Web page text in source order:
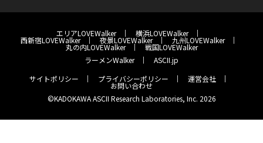
エリアLOVEWalker 横浜LOVEWalker
西新宿LOVEWalker 夜景LOVEWalker 九州LOVEWalker
丸の内LOVEWalker
戦国LOVEWalker
ラーメンWalker
ASCII.jp
サイトポリシー
プライバシーポリシー 運営会社
お問い合わせ
©KADOKAWA ASCII Research Laboratories, Inc. 2026